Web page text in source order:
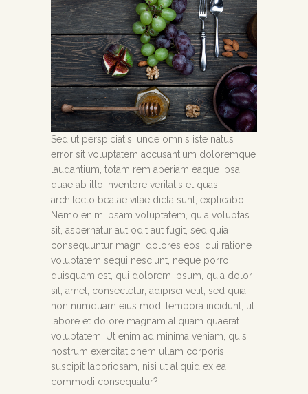
Sed ut perspiciatis, unde omnis iste natus
error sit voluptatem accusantium doloremque
laudantium, totam rem aperiam eaque ipsa,
quae ab illo inventore veritatis et quasi
architecto beatae vitae dicta sunt, explicabo.
Nemo enim ipsam voluptatem, quia voluptas
sit, aspernatur aut odit aut fugit, sed quia
consequuntur magni dolores eos, qui ratione
voluptatem sequi nesciunt, neque porro
quisquam est, qui dolorem ipsum, quia dolor
sit, amet, consectetur, adipisci velit, sed quia
non numquam eius modi tempora incidunt, ut
labore et dolore magnam aliquam quaerat
voluptatem. Ut enim ad minima veniam, quis
nostrum exercitationem ullam corporis
suscipit laboriosam, nisi ut aliquid ex ea
commodi consequatur?